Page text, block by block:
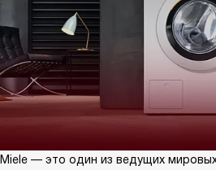
Miele — это один из ведущих